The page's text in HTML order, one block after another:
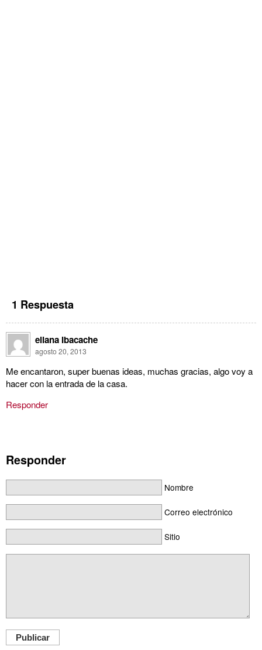
1 Respuesta
eliana Ibacache
agosto 20, 2013
Me encantaron, super buenas ideas, muchas gracias, algo voy a
hacer con la entrada de la casa.
Responder
Responder
Nombre
Correo electrónico
Sitio
Publicar